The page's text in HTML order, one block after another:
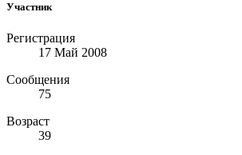
Участник
Регистрация
17 Май 2008
Сообщения
75
Возраст
39